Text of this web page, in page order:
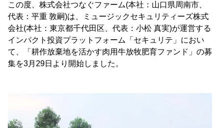
この度、株式会社つなぐファーム(本社：山口県周南市、
代表：平重 敦嗣)は、ミュージックセキュリティーズ株式
会社(本社：東京都千代田区、代表：小松 真実)が運営する
インパクト投資プラットフォーム「セキュリテ」におい
て、「耕作放棄地を活かす肉用牛放牧肥育ファンド」の募
集を3月29日より開始しました。